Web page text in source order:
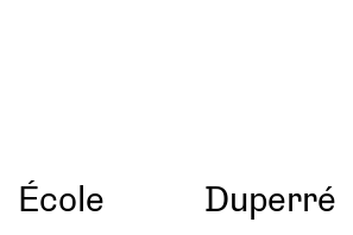
École Duperré